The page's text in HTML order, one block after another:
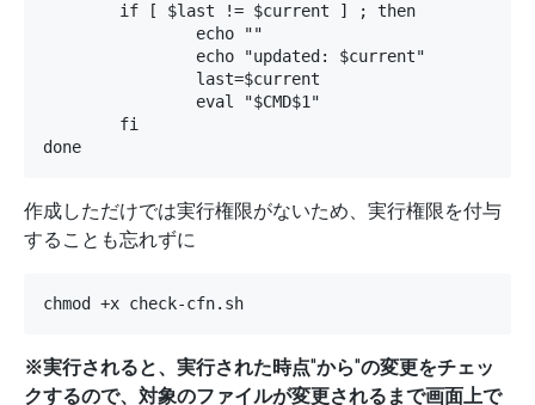
        if [ $last != $current ] ; then
                echo ""
                echo "updated: $current"
                last=$current
                eval "$CMD$1"
        fi
done
作成しただけでは実行権限がないため、実行権限を付与
することも忘れずに
chmod +x check-cfn.sh
※実行されると、実行された時点"から"の変更をチェッ
クするので、対象のファイルが変更されるまで画面上で